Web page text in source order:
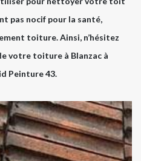
pas nocif pour la santé,
toiture. Ainsi, n’hésitez
votre toiture à Blanzac à
Peinture 43.